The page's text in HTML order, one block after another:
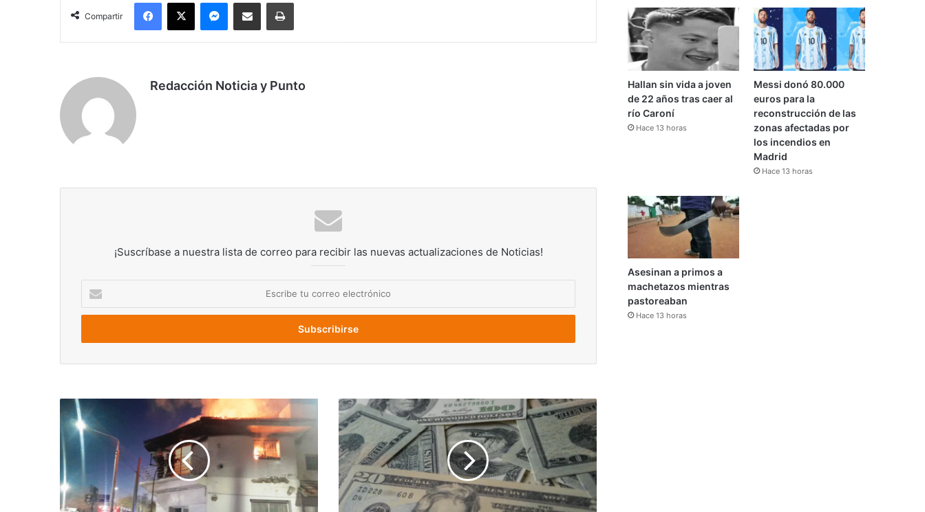
Compartir
Redacción Noticia y Punto
¡Suscríbase a nuestra lista de correo para recibir las nuevas actualizaciones de Noticias!
correo
Venezolano
clama
por
su
hija
y
dos
nietos
Precio
del
dólar
BCV
para
los
días
14,
Hallan sin vida a joven
de 22 años tras caer al
río Caroní
Hace 13 horas
Messi donó 80.000
euros para la
reconstrucción de las
zonas afectadas por
los incendios en
Madrid
Hace 13 horas
Asesinan a primos a
machetazos mientras
pastoreaban
Hace 13 horas